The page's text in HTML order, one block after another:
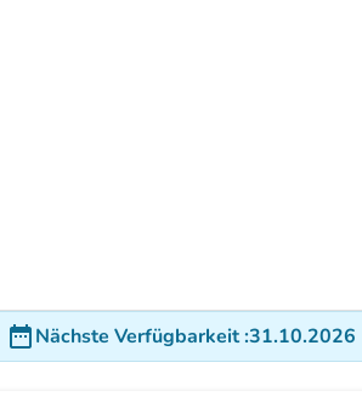
date_rangeNächste Verfügbarkeit:31.10.2026